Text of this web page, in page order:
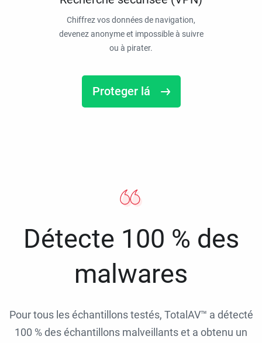
Chiffrez vos données de navigation,
devenez anonyme et impossible à suivre
ou à pirater.
Proteger lá
Détecte 100 % des
malwares
Pour tous les échantillons testés, TotalAV™ a détecté
100 % des échantillons malveillants et a obtenu un